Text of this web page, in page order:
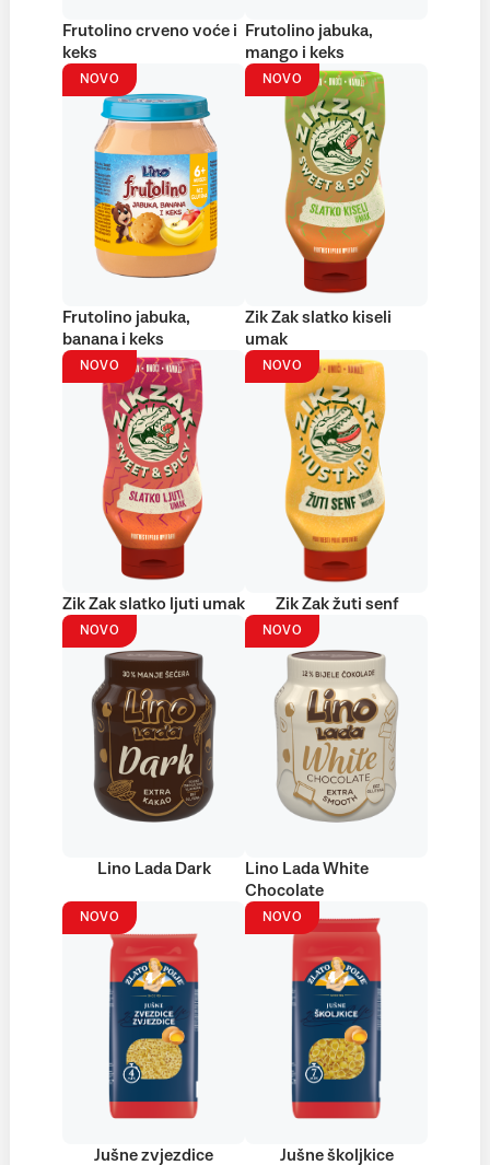
Frutolino crveno voće i
keks
Frutolino jabuka,
mango i keks
NOVO
Frutolino jabuka,
banana i keks
NOVO
Zik Zak slatko kiseli
umak
NOVO
Zik Zak slatko ljuti umak
NOVO
Zik Zak žuti senf
NOVO
Lino Lada Dark
NOVO
Lino Lada White
Chocolate
NOVO
Jušne zvjezdice
NOVO
Jušne školjkice